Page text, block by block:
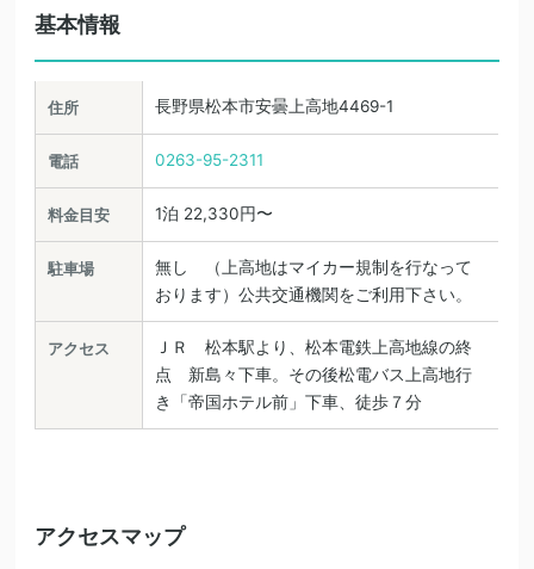
基本情報
住所 長野県松本市安曇上高地4469-1
電話 0263-95-2311
料金目安 1泊 22,330円〜
駐車場
無し （上高地はマイカー規制を行なって
おります）公共交通機関をご利用下さい。
アクセス
ＪＲ 松本駅より、松本電鉄上高地線の終
点 新島々下車。その後松電バス上高地行
き「帝国ホテル前」下車、徒歩７分
アクセスマップ